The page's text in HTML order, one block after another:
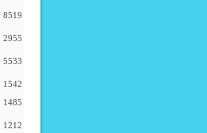
8519
2955
5533
1542
1485
1212